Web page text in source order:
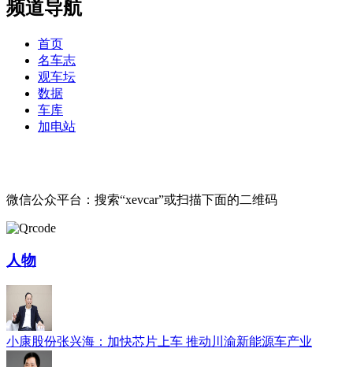
频道导航
首页
名车志
观车坛
数据
车库
加电站
微信公众平台：搜索“xevcar”或扫描下面的二维码
人物
小康股份张兴海：加快芯片上车 推动川渝新能源车产业